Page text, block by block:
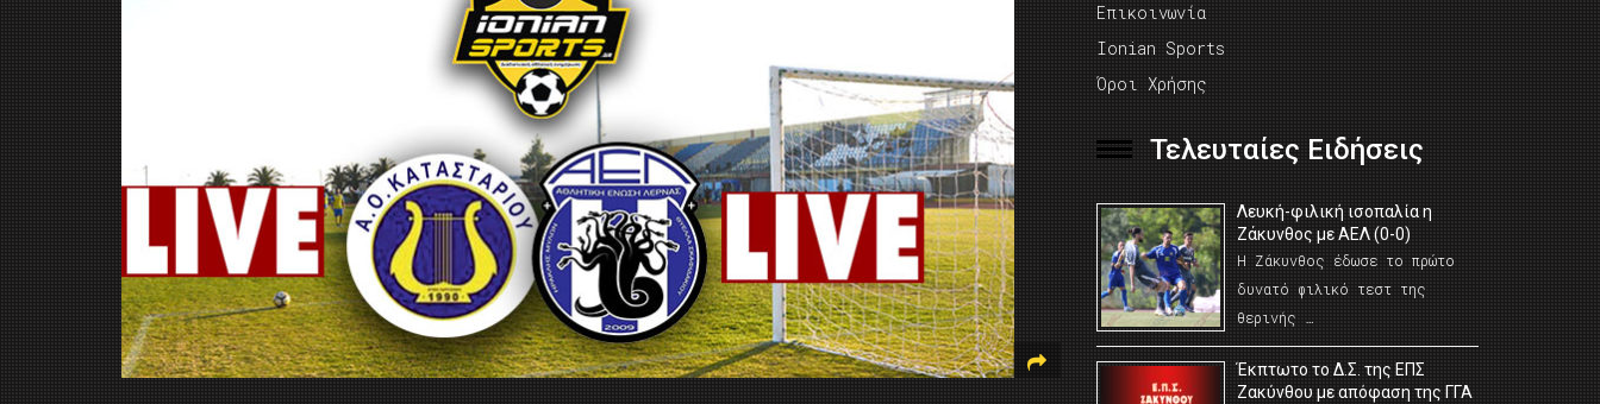
Επικοινωνία
Ionian Sports
Όροι Χρήσης
Τελευταίες Ειδήσεις
Λευκή-φιλική ισοπαλία η
Ζάκυνθος με ΑΕΛ (0-0)
Η Ζάκυνθος έδωσε το πρώτο
δυνατό φιλικό τεστ της
θερινής …
Έκπτωτο το Δ.Σ. της ΕΠΣ
Ζακύνθου με απόφαση της ΓΓΑ